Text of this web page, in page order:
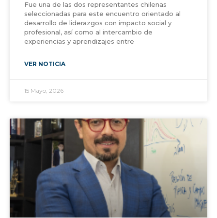
Fue una de las dos representantes chilenas
seleccionadas para este encuentro orientado al
desarrollo de liderazgos con impacto social y
profesional, así como al intercambio de
experiencias y aprendizajes entre
VER NOTICIA
15 Mayo, 2026